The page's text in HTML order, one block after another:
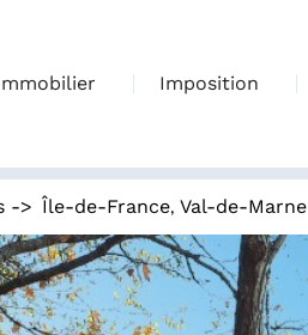
Imposition
-> Île-de-France, Val-de-Marne